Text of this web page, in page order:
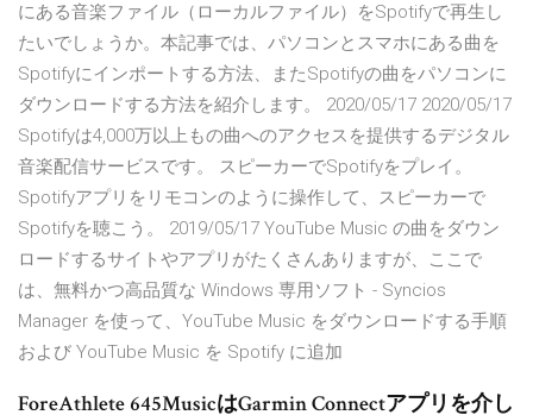
にある音楽ファイル（ローカルファイル）をSpotifyで再生し
たいでしょうか。本記事では、パソコンとスマホにある曲を
Spotifyにインポートする方法、またSpotifyの曲をパソコンに
ダウンロードする方法を紹介します。 2020/05/17 2020/05/17
Spotifyは4,000万以上もの曲へのアクセスを提供するデジタル
音楽配信サービスです。 スピーカーでSpotifyをプレイ。
Spotifyアプリをリモコンのように操作して、スピーカーで
Spotifyを聴こう。 2019/05/17 YouTube Music の曲をダウン
ロードするサイトやアプリがたくさんありますが、ここで
は、無料かつ高品質な Windows 専用ソフト - Syncios
Manager を使って、YouTube Music をダウンロードする手順
および YouTube Music を Spotify に追加
ForeAthlete 645MusicはGarmin Connectアプリを介し